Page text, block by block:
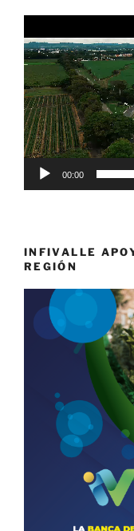
de
vídeo
00:00
INFIVALLE
REGIÓN